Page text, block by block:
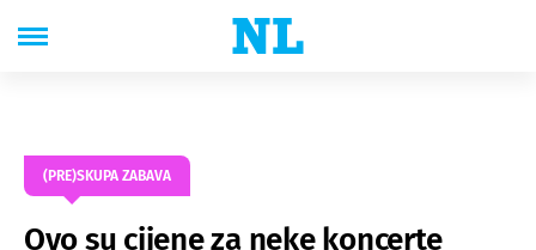
(PRE)SKUPA ZABAVA
Ovo su cijene za neke koncerte